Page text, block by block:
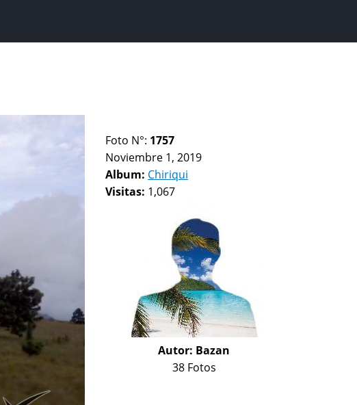
Foto N°: 1757
Noviembre 1, 2019
Album: Chiriqui
Visitas: 1,067
Autor: Bazan
38 Fotos